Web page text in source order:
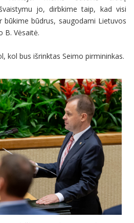
jo, dirbkime taip, kad visi
būdrus, saugodami Lietuvos
B. Vėsaitė.
kol bus išrinktas Seimo pirmininkas.